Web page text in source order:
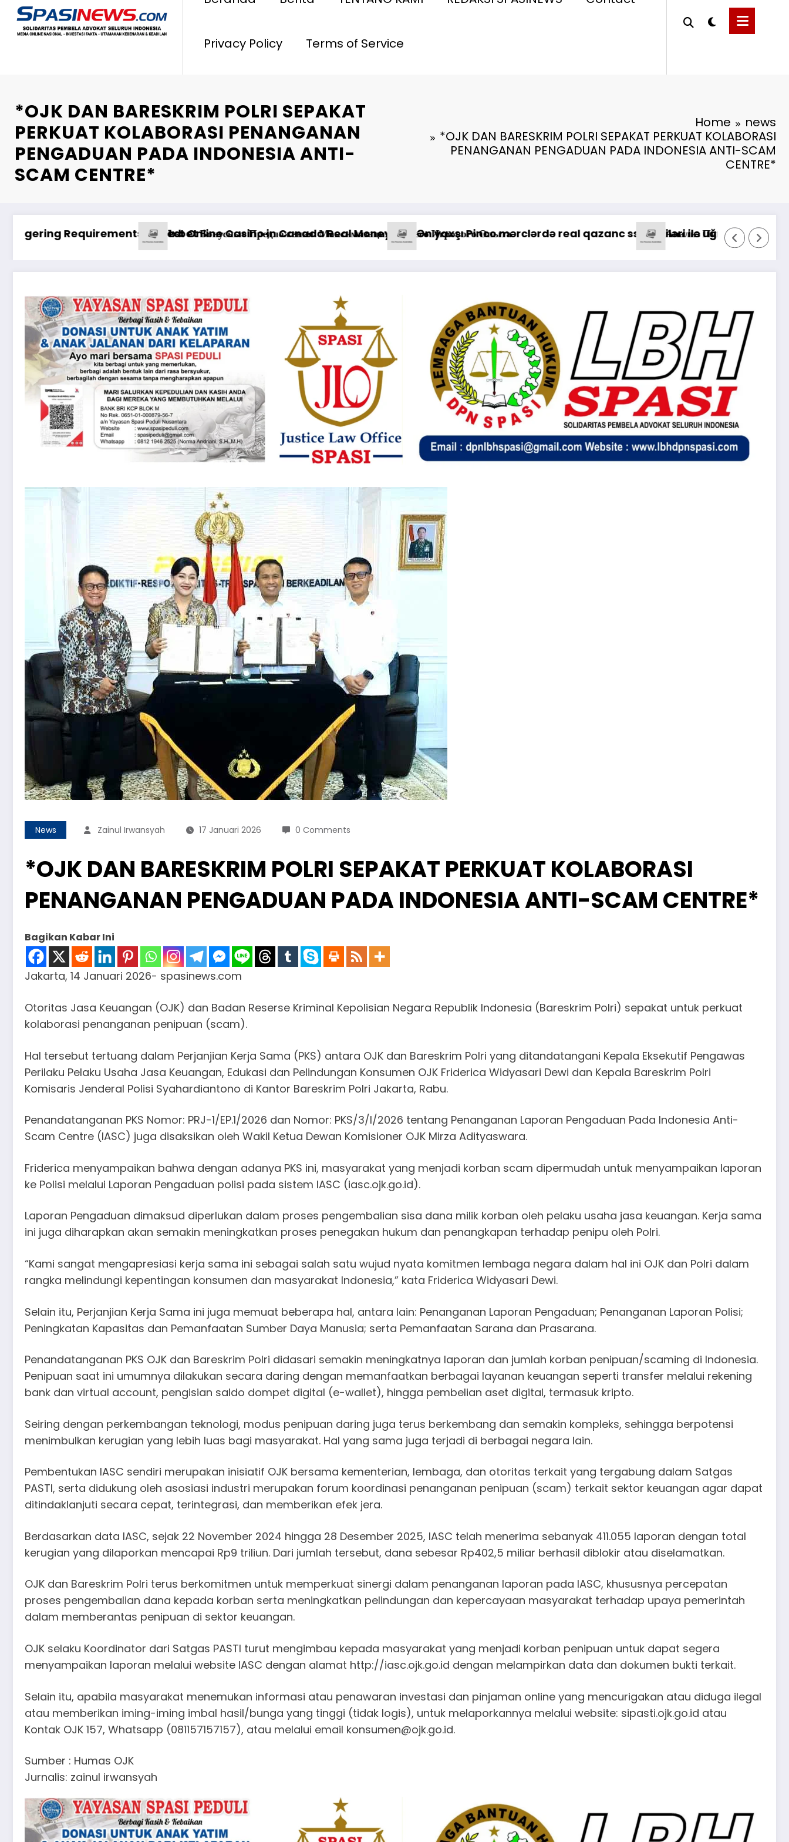
Privacy Policy Terms of Service
*OJK DAN BARESKRIM POLRI SEPAKAT
PERKUAT KOLABORASI PENANGANAN
PENGADUAN PADA INDONESIA ANTI-
SCAM CENTRE*
Home
news
*OJK DAN BARESKRIM POLRI SEPAKAT PERKUAT KOLABORASI
PENANGANAN PENGADUAN PADA INDONESIA ANTI-SCAM
CENTRE*
mərclərdə real qazanc ssenariləri ilə uğur qazanma yolları
Анализ Пин Ап: отзывы о выводе средств на платформе казиноPinco Online Casino: Oyunçuların Müştəri Xidmətlərindən Nələr
*Pastikan
News Zainul Irwansyah 17 Januari 2026 0 Comments
*OJK DAN BARESKRIM POLRI SEPAKAT PERKUAT KOLABORASI
PENANGANAN PENGADUAN PADA INDONESIA ANTI-SCAM CENTRE*
Bagikan Kabar Ini
Jakarta, 14 Januari 2026- spasinews.com
Otoritas Jasa Keuangan (OJK) dan Badan Reserse Kriminal Kepolisian Negara Republik Indonesia (Bareskrim Polri) sepakat untuk perkuat
kolaborasi penanganan penipuan (scam).
Hal tersebut tertuang dalam Perjanjian Kerja Sama (PKS) antara OJK dan Bareskrim Polri yang ditandatangani Kepala Eksekutif Pengawas
Perilaku Pelaku Usaha Jasa Keuangan, Edukasi dan Pelindungan Konsumen OJK Friderica Widyasari Dewi dan Kepala Bareskrim Polri
Komisaris Jenderal Polisi Syahardiantono di Kantor Bareskrim Polri Jakarta, Rabu.
Penandatanganan PKS Nomor: PRJ-1/EP.1/2026 dan Nomor: PKS/3/I/2026 tentang Penanganan Laporan Pengaduan Pada Indonesia Anti-
Scam Centre (IASC) juga disaksikan oleh Wakil Ketua Dewan Komisioner OJK Mirza Adityaswara.
Friderica menyampaikan bahwa dengan adanya PKS ini, masyarakat yang menjadi korban scam dipermudah untuk menyampaikan laporan
ke Polisi melalui Laporan Pengaduan polisi pada sistem IASC (iasc.ojk.go.id).
Laporan Pengaduan dimaksud diperlukan dalam proses pengembalian sisa dana milik korban oleh pelaku usaha jasa keuangan. Kerja sama
ini juga diharapkan akan semakin meningkatkan proses penegakan hukum dan penangkapan terhadap penipu oleh Polri.
“Kami sangat mengapresiasi kerja sama ini sebagai salah satu wujud nyata komitmen lembaga negara dalam hal ini OJK dan Polri dalam
rangka melindungi kepentingan konsumen dan masyarakat Indonesia,” kata Friderica Widyasari Dewi.
Selain itu, Perjanjian Kerja Sama ini juga memuat beberapa hal, antara lain: Penanganan Laporan Pengaduan; Penanganan Laporan Polisi;
Peningkatan Kapasitas dan Pemanfaatan Sumber Daya Manusia; serta Pemanfaatan Sarana dan Prasarana.
Penandatanganan PKS OJK dan Bareskrim Polri didasari semakin meningkatnya laporan dan jumlah korban penipuan/scaming di Indonesia.
Penipuan saat ini umumnya dilakukan secara daring dengan memanfaatkan berbagai layanan keuangan seperti transfer melalui rekening
bank dan virtual account, pengisian saldo dompet digital (e-wallet), hingga pembelian aset digital, termasuk kripto.
Seiring dengan perkembangan teknologi, modus penipuan daring juga terus berkembang dan semakin kompleks, sehingga berpotensi
menimbulkan kerugian yang lebih luas bagi masyarakat. Hal yang sama juga terjadi di berbagai negara lain.
Pembentukan IASC sendiri merupakan inisiatif OJK bersama kementerian, lembaga, dan otoritas terkait yang tergabung dalam Satgas
PASTI, serta didukung oleh asosiasi industri merupakan forum koordinasi penanganan penipuan (scam) terkait sektor keuangan agar dapat
ditindaklanjuti secara cepat, terintegrasi, dan memberikan efek jera.
Berdasarkan data IASC, sejak 22 November 2024 hingga 28 Desember 2025, IASC telah menerima sebanyak 411.055 laporan dengan total
kerugian yang dilaporkan mencapai Rp9 triliun. Dari jumlah tersebut, dana sebesar Rp402,5 miliar berhasil diblokir atau diselamatkan.
OJK dan Bareskrim Polri terus berkomitmen untuk memperkuat sinergi dalam penanganan laporan pada IASC, khususnya percepatan
proses pengembalian dana kepada korban serta meningkatkan pelindungan dan kepercayaan masyarakat terhadap upaya pemerintah
dalam memberantas penipuan di sektor keuangan.
OJK selaku Koordinator dari Satgas PASTI turut mengimbau kepada masyarakat yang menjadi korban penipuan untuk dapat segera
menyampaikan laporan melalui website IASC dengan alamat http://iasc.ojk.go.id dengan melampirkan data dan dokumen bukti terkait.
Selain itu, apabila masyarakat menemukan informasi atau penawaran investasi dan pinjaman online yang mencurigakan atau diduga ilegal
atau memberikan iming-iming imbal hasil/bunga yang tinggi (tidak logis), untuk melaporkannya melalui website: sipasti.ojk.go.id atau
Kontak OJK 157, Whatsapp (081157157157), atau melalui email konsumen@ojk.go.id.
Sumber : Humas OJK
Jurnalis: zainul irwansyah